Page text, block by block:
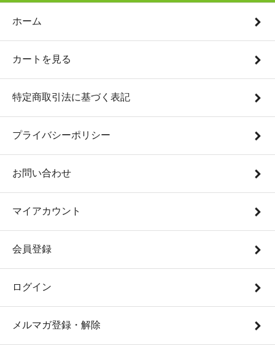
ホーム
カートを見る
特定商取引法に基づく表記
プライバシーポリシー
お問い合わせ
マイアカウント
会員登録
ログイン
メルマガ登録・解除